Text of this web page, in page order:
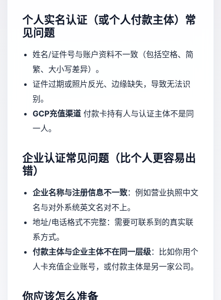
个人实名认证（或个人付款主体）常
见问题
姓名/证件号与账户资料不一致（包括空格、简
繁、大小写差异）。
证件过期或照片反光、边缘缺失，导致无法识
别。
GCP充值渠道付款卡持有人与认证主体不是同
一人。
企业认证常见问题（比个人更容易出
错）
企业名称与注册信息不一致：例如营业执照中文
名与对外系统英文名对不上。
地址/电话格式不完整：需要可联系到的真实联
系方式。
付款主体与企业主体不在同一层级：比如你用个
人卡充值企业账号，或付款主体是另一家公司。
你应该怎么准备